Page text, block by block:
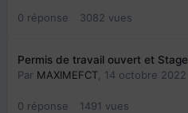
0 réponse 3082 vues
Permis de travail ouvert et Stage
Par MAXIMEFCT 14 octobre 2022
0 réponse 1491 vues